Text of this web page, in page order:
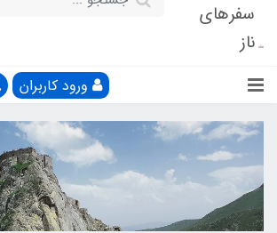
سفرهای
ناز
ورود کاربران